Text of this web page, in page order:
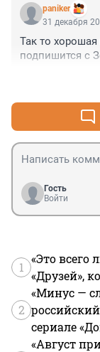
paniker
31 декабря
Так то хорошая
подпишится с
Гость
Войти
1
«Это всего
«Друзей»,
2
«Минус —
сериале
«Август